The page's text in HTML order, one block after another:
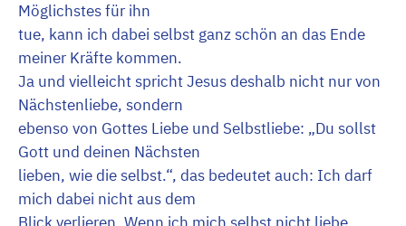
Möglichstes für ihn
tue, kann ich dabei selbst ganz schön an das Ende
meiner Kräfte kommen.
Ja und vielleicht spricht Jesus deshalb nicht nur von
Nächstenliebe, sondern
ebenso von Gottes Liebe und Selbstliebe: „Du sollst
Gott und deinen Nächsten
lieben, wie die selbst.“, das bedeutet auch: Ich darf
mich dabei nicht aus dem